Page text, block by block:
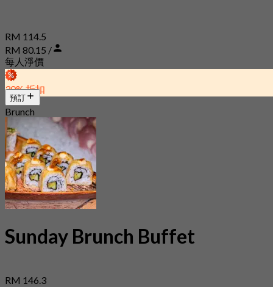
RM 114.5
RM 80.15 /
每人淨價
30% 折扣
預訂
Brunch
Sunday Brunch Buffet
RM 146.3